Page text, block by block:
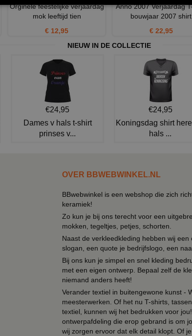
Orginele feestelijke verjaardag
mok leeftijd tien
€ 12,95
Anno 2007 Verjaardag
bouwjaar 2007 shirt
€ 22,95
NIEUW IN DE COLLECTIE
€24,95
Dames v hals t-shirt
prinses v...
€24,95
Koningsdag shirt
hals ...
OVER BBWEBWINKEL.NL
BBwebwinkel is een webshop die zich
keramiek!
Zo kun je bij ons terecht voor een
mokken, tegeltjes, petjes, schorten.
Naast de verkleedkleding hebben wij
slogan, een quote je bedrijfslogo, een
Bij ons kun je simpel en snel kleding
met een eigen ontwerp. Bepaal zelf de
niemand anders heeft!
Verander textiel in buitengewone kunst -
meesterwerken. Of het nu T-shirts,
textiel, kunnen wij het bedrukken voor
ontwerpafdeling die erop gebrand is om
wij zorgen ervoor dat elk detail klopt. Of